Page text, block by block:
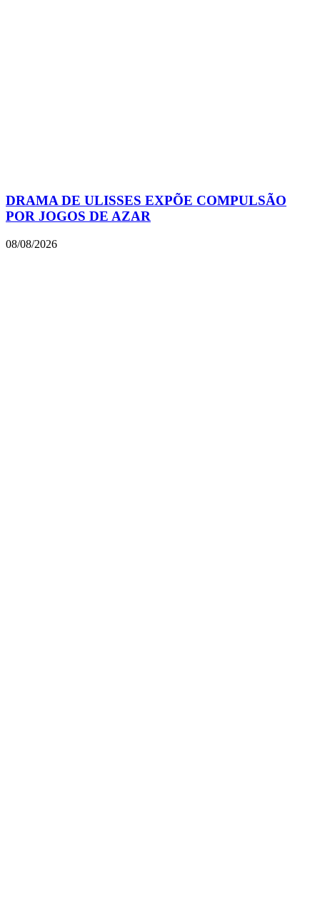
DRAMA DE ULISSES EXPÕE COMPULSÃO
POR JOGOS DE AZAR
08/08/2026